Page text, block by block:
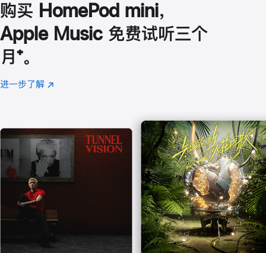
购买 HomePod mini，
Apple Music 免费试听三个
月 脚
注
⁺。
进一步了解 Apple
(在
口
中
打
开)